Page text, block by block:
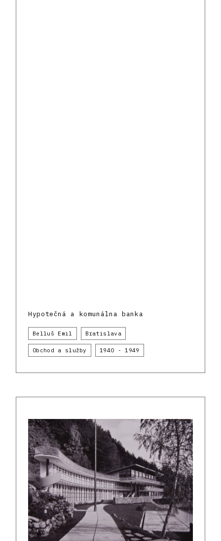
Hypotečná a komunálna banka
Belluš Emil Bratislava
Obchod a služby 1940 - 1949